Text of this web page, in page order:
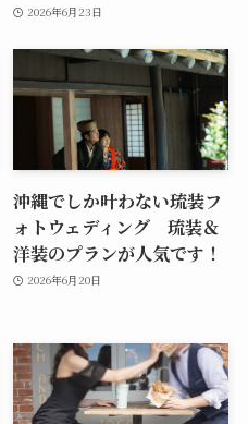
2026年6月23日
沖縄でしか叶わない琉装フ
ォトウェディング 琉装＆
洋装のプランが人気です！
2026年6月20日